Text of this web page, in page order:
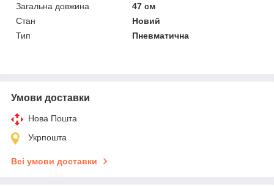
Загальна довжина
47 см
Стан
Новий
Тип
Пневматична
Умови доставки
Нова Пошта
Укрпошта
Всі умови доставки